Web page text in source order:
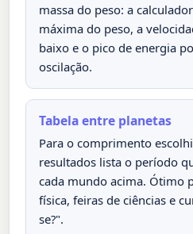
massa do peso: a
máxima do peso, a
baixo e o pico de energia
oscilação.
Tabela entre planetas
Para o comprimento
resultados lista o período
cada mundo acima. Ótimo
física, feiras de ciências e
se?".